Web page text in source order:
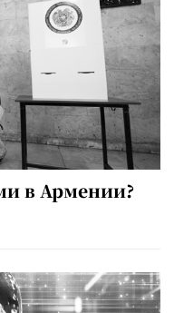
в Армении?